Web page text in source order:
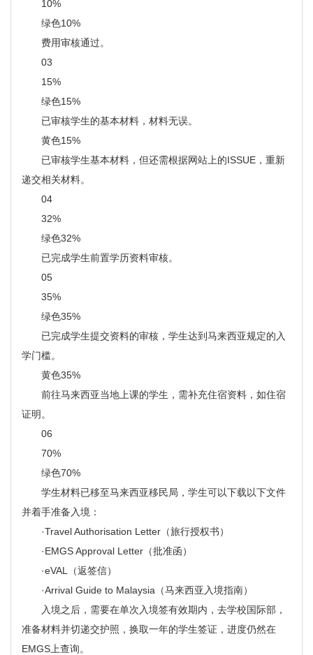
10%
绿色10%
费用审核通过。
03
15%
绿色15%
已审核学生的基本材料，材料无误。
黄色15%
已审核学生基本材料，但还需根据网站上的ISSUE，重新
递交相关材料。
04
32%
绿色32%
已完成学生前置学历资料审核。
05
35%
绿色35%
已完成学生提交资料的审核，学生达到马来西亚规定的入
学门槛。
黄色35%
前往马来西亚当地上课的学生，需补充住宿资料，如住宿
证明。
06
70%
绿色70%
学生材料已移至马来西亚移民局，学生可以下载以下文件
并着手准备入境：
·Travel Authorisation Letter（旅行授权书）
·EMGS Approval Letter（批准函）
·eVAL（返签信）
·Arrival Guide to Malaysia（马来西亚入境指南）
入境之后，需要在单次入境签有效期内，去学校国际部，
准备材料并切递交护照，换取一年的学生签证，进度仍然在
EMGS上查询。